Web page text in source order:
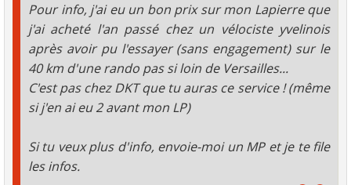
Pour info, j'ai eu un bon prix sur mon Lapierre que
j'ai acheté l'an passé chez un vélociste yvelinois
après avoir pu l'essayer (sans engagement) sur le
40 km d'une rando pas si loin de Versailles...
C'est pas chez DKT que tu auras ce service ! (même
si j'en ai eu 2 avant mon LP)
Si tu veux plus d'info, envoie-moi un MP et je te file
les infos.